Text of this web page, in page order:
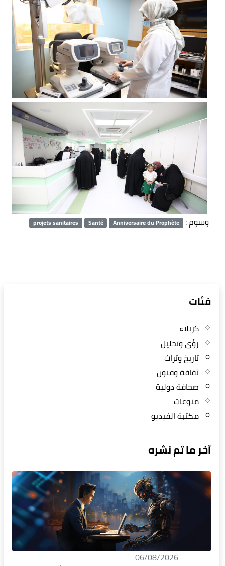
وسوم : Anniversaire du Prophète
Santé
projets sanitaires
فئات
كربلاء
رؤى وتحليل
تاريخ وتراث
ثقافة وفنون
صحافة دولية
منوعات
مكتبة الفيديو
آخر ما تم نشره
06/08/2026